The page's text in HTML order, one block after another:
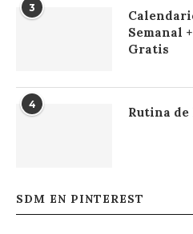
3
Semanal
Gratis
4
Rutina
SDM EN PINTEREST